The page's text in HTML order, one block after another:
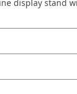
display stand